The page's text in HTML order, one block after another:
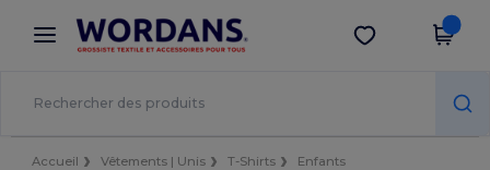
× Appli Wordans
Meilleurs prix sur l’app !
Obtenir l'appli
Accueil Vêtements | Unis T-Shirts
Enfants